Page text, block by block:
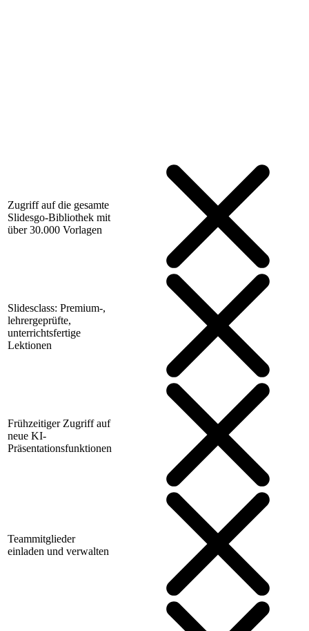
Zugriff auf die gesamte
Slidesgo-Bibliothek mit
über 30.000 Vorlagen
Slidesclass: Premium-,
lehrergeprüfte,
unterrichtsfertige
Lektionen
Frühzeitiger Zugriff auf
neue KI-
Präsentationsfunktionen
Teammitglieder
einladen und verwalten